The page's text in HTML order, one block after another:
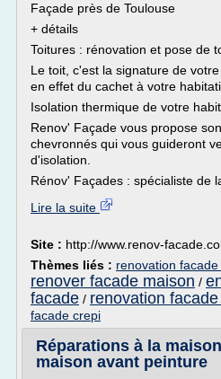
Façade près de Toulouse
+ détails
Toitures : rénovation et pose de
Le toit, c'est la signature de
en effet du cachet à votre
Isolation thermique de votre
Renov' Façade vous propose
chevronnés qui vous guideront
d'isolation.
Rénov' Façades : spécialiste de
Lire la suite
Site : http://www.renov-
Thèmes liés : renovation
renover facade maison /
facade / renovation
facade crepi
Réparations à la
maison avant peinture